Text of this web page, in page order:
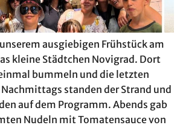
ausgiebigen Frühstück am
kleine Städtchen Novigrad. Dort
bummeln und die letzten
standen der Strand und
auf dem Programm. Abends gab
Nudeln mit Tomatensauce von